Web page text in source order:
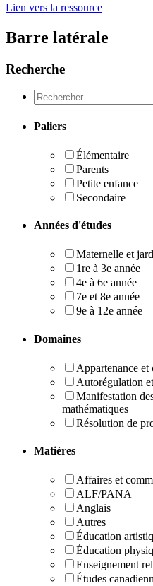
Lien vers la ressource
Barre latérale
Recherche
Recheche
Paliers
Élémentaire
Parents
Petite enfance
Secondaire
Années d'études
Maternelle et
1re à 3e année
4e à 6e année
7e et 8e année
9e à 12e année
Domaines
Appartenance
Autorégulation
Manifestation
mathématiques
Résolution de
Matières
Affaires et
ALF/PANA
Anglais
Autres
Éducation
Éducation
Enseignement
Études